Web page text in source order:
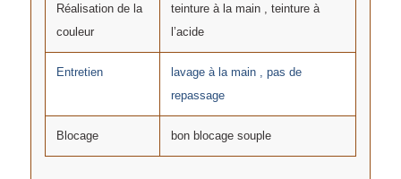
Réalisation de la
couleur
teinture à la main , teinture à
l’acide
Entretien
lavage à la main , pas de
repassage
Blocage bon blocage souple